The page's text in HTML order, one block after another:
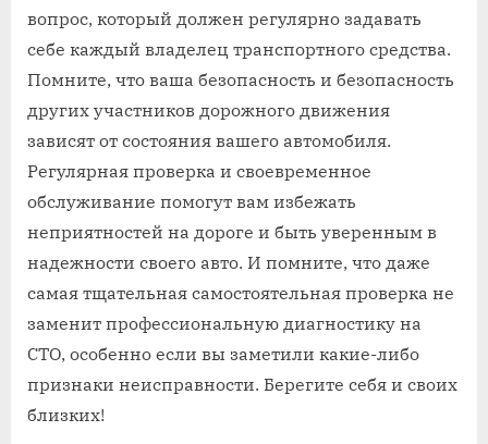
вопрос, который должен регулярно задавать
себе каждый владелец транспортного средства.
Помните, что ваша безопасность и безопасность
других участников дорожного движения
зависят от состояния вашего автомобиля.
Регулярная проверка и своевременное
обслуживание помогут вам избежать
неприятностей на дороге и быть уверенным в
надежности своего авто. И помните, что даже
самая тщательная самостоятельная проверка не
заменит профессиональную диагностику на
СТО, особенно если вы заметили какие-либо
признаки неисправности. Берегите себя и своих
близких!